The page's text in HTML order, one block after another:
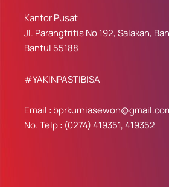
Kantor Pusat
Jl. Parangtritis No 192, Salakan,
Bantul 55188
#YAKINPASTIBISA
Email :
No. Telp : (0274) 419351, 419352